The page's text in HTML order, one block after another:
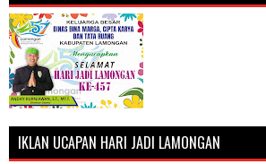
IKLAN UCAPAN HARI JADI LAMONGAN